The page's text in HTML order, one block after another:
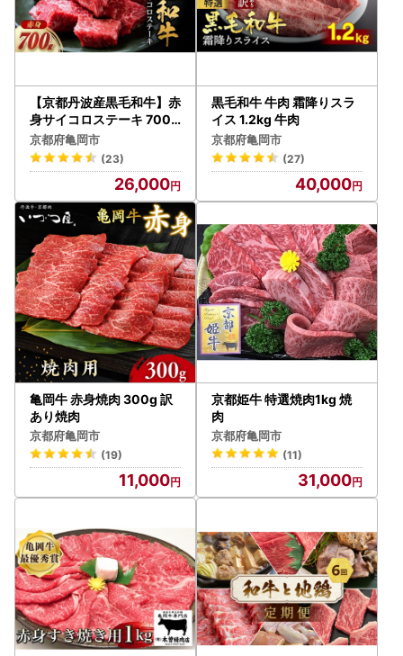
【京都丹波産黒毛和牛】赤
身サイコロステーキ 700g
訳ありステーキ
京都府亀岡市
(23)
26,000
黒毛和牛 牛肉 霜降りスラ
イス 1.2kg 牛肉
京都府亀岡市
(27)
40,000
亀岡牛 赤身焼肉 300g 訳
あり焼肉
京都府亀岡市
(19)
11,000
京都姫牛 特選焼肉1kg 焼
肉
京都府亀岡市
(11)
31,000